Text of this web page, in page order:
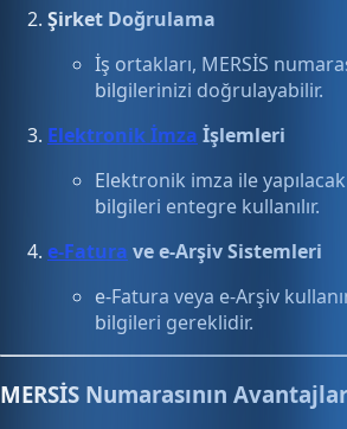
Şirket Doğrulama
İş ortakları, MERSİS
bilgilerinizi doğrulayabilir.
Elektronik İmza İşlemleri
Elektronik imza ile
bilgileri entegre kullanılır.
e-Fatura ve e-Arşiv Sistemleri
e-Fatura veya e-Arşiv
bilgileri gereklidir.
MERSİS Numarasının